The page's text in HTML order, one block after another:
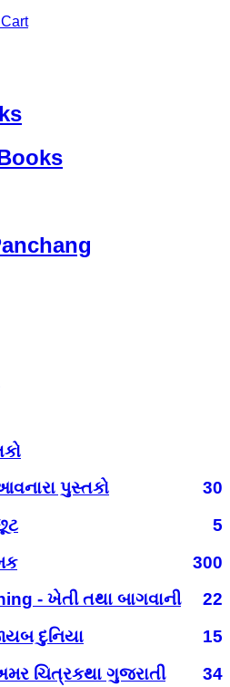
પુસ્તકો
30
5
300
- ખેતી તથા બાગવાની
22
દુનિયા
15
ચિત્રકથા ગુજરાતી
34